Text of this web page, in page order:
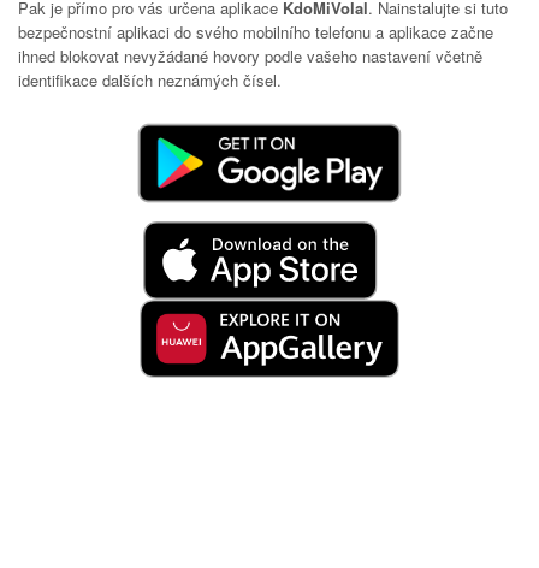
Pak je přímo pro vás určena aplikace KdoMiVolal. Nainstalujte si tuto
bezpečnostní aplikaci do svého mobilního telefonu a aplikace začne
ihned blokovat nevyžádané hovory podle vašeho nastavení včetně
identifikace dalších neznámých čísel.